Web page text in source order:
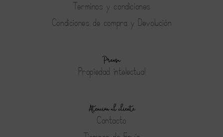
Terminos y condiciones
Condiciones de compra y Devolución
Prensa
Propiedad intelectual
Atención al cliente
Contacto